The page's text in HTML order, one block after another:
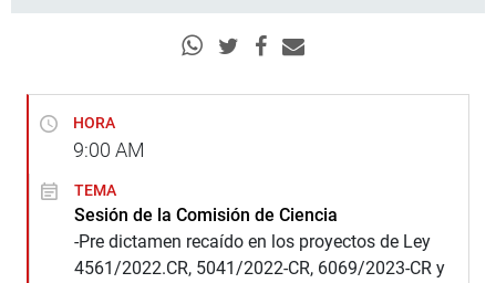
HORA
9:00 AM
TEMA
Sesión de la Comisión de Ciencia
-Pre dictamen recaído en los proyectos de Ley
4561/2022.CR, 5041/2022-CR, 6069/2023-CR y